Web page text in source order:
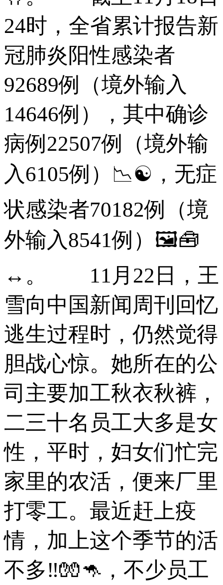
24时，全省累计报告新
冠肺炎阳性感染者
92689例（境外输入
14646例），其中确诊
病例22507例（境外输
入6105例）📉☯，无症
状感染者70182例（境
外输入8541例）🖼🧰
↔。 11月22日，王
雪向中国新闻周刊回忆
逃生过程时，仍然觉得
胆战心惊。她所在的公
司主要加工秋衣秋裤，
二三十名员工大多是女
性，平时，妇女们忙完
家里的农活，便来厂里
打零工。最近赶上疫
情，加上这个季节的活
不多‼🧤🦘，不少员工